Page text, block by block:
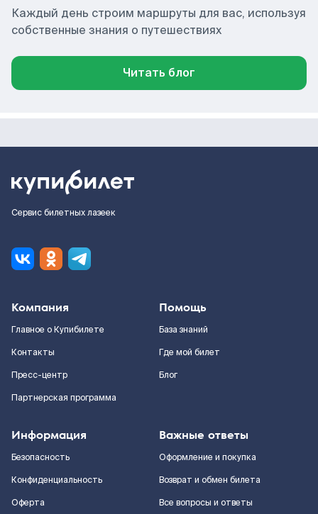
Каждый день строим маршруты для вас, используя
собственные знания о путешествиях
Читать блог
Сервис билетных лазеек
Компания
Главное о Купибилете
Контакты
Пресс-центр
Партнерская программа
Помощь
База знаний
Где мой билет
Блог
Информация
Безопасность
Конфиденциальность
Оферта
Важные ответы
Оформление и покупка
Возврат и обмен билета
Все вопросы и ответы